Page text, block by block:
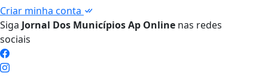
Criar minha conta
Siga Jornal Dos Municípios Ap Online nas redes
sociais